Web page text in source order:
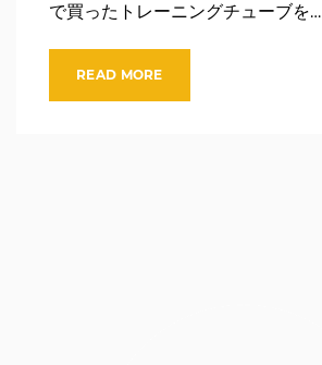
で買ったトレーニングチューブを…
READ MORE